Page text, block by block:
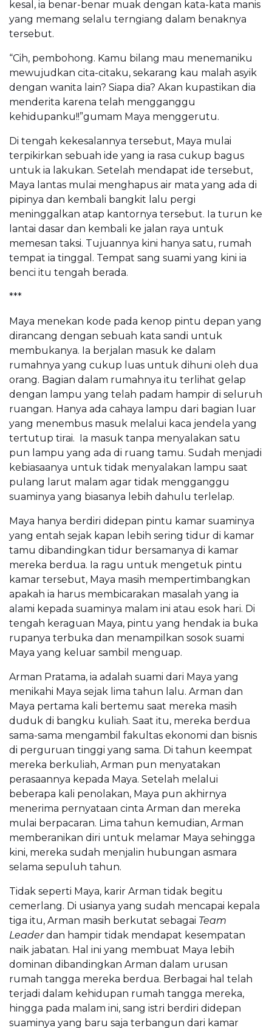
kesal, ia benar-benar muak dengan kata-kata manis
yang memang selalu terngiang dalam benaknya
tersebut.
“Cih, pembohong. Kamu bilang mau menemaniku
mewujudkan cita-citaku, sekarang kau malah asyik
dengan wanita lain? Siapa dia? Akan kupastikan dia
menderita karena telah mengganggu
kehidupanku!!”gumam Maya menggerutu.
Di tengah kekesalannya tersebut, Maya mulai
terpikirkan sebuah ide yang ia rasa cukup bagus
untuk ia lakukan. Setelah mendapat ide tersebut,
Maya lantas mulai menghapus air mata yang ada di
pipinya dan kembali bangkit lalu pergi
meninggalkan atap kantornya tersebut. Ia turun ke
lantai dasar dan kembali ke jalan raya untuk
memesan taksi. Tujuannya kini hanya satu, rumah
tempat ia tinggal. Tempat sang suami yang kini ia
benci itu tengah berada.
***
Maya menekan kode pada kenop pintu depan yang
dirancang dengan sebuah kata sandi untuk
membukanya. Ia berjalan masuk ke dalam
rumahnya yang cukup luas untuk dihuni oleh dua
orang. Bagian dalam rumahnya itu terlihat gelap
dengan lampu yang telah padam hampir di seluruh
ruangan. Hanya ada cahaya lampu dari bagian luar
yang menembus masuk melalui kaca jendela yang
tertutup tirai. Ia masuk tanpa menyalakan satu
pun lampu yang ada di ruang tamu. Sudah menjadi
kebiasaanya untuk tidak menyalakan lampu saat
pulang larut malam agar tidak mengganggu
suaminya yang biasanya lebih dahulu terlelap.
Maya hanya berdiri didepan pintu kamar suaminya
yang entah sejak kapan lebih sering tidur di kamar
tamu dibandingkan tidur bersamanya di kamar
mereka berdua. Ia ragu untuk mengetuk pintu
kamar tersebut, Maya masih mempertimbangkan
apakah ia harus membicarakan masalah yang ia
alami kepada suaminya malam ini atau esok hari. Di
tengah keraguan Maya, pintu yang hendak ia buka
rupanya terbuka dan menampilkan sosok suami
Maya yang keluar sambil menguap.
Arman Pratama, ia adalah suami dari Maya yang
menikahi Maya sejak lima tahun lalu. Arman dan
Maya pertama kali bertemu saat mereka masih
duduk di bangku kuliah. Saat itu, mereka berdua
sama-sama mengambil fakultas ekonomi dan bisnis
di perguruan tinggi yang sama. Di tahun keempat
mereka berkuliah, Arman pun menyatakan
perasaannya kepada Maya. Setelah melalui
beberapa kali penolakan, Maya pun akhirnya
menerima pernyataan cinta Arman dan mereka
mulai berpacaran. Lima tahun kemudian, Arman
memberanikan diri untuk melamar Maya sehingga
kini, mereka sudah menjalin hubungan asmara
selama sepuluh tahun.
Tidak seperti Maya, karir Arman tidak begitu
cemerlang. Di usianya yang sudah mencapai kepala
tiga itu, Arman masih berkutat sebagai Team
Leaderdan hampir tidak mendapat kesempatan
naik jabatan. Hal ini yang membuat Maya lebih
dominan dibandingkan Arman dalam urusan
rumah tangga mereka berdua. Berbagai hal telah
terjadi dalam kehidupan rumah tangga mereka,
hingga pada malam ini, sang istri berdiri didepan
suaminya yang baru saja terbangun dari kamar